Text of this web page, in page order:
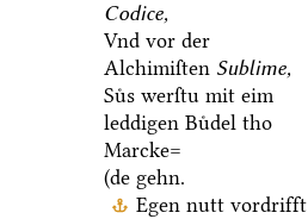
Codice,
Vnd vor der
Alchimiſten Sublime,
Suͤs werſtu mit eim
leddigen Buͤdel tho
Marcke=
(de gehn.
Egen nutt vordrifft